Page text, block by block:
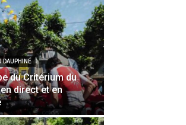
DAUPHINÉ
du Critérium du
direct et en